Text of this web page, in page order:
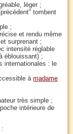
léger ;
tombent
;
et rendu même
surprenant ;
intensité réglable
éblouissant) ;
internationales : le
àmadame
très simple ;
intérieure de
: